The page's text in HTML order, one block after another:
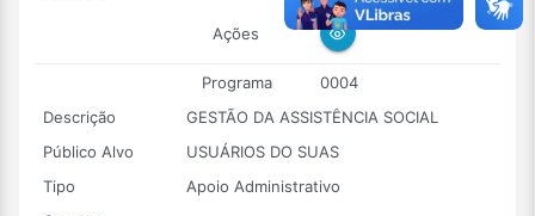
Ações
Programa
0004
Descrição
GESTÃO DA ASSISTÊNCIA SOCIAL
Público Alvo
USUÁRIOS DO SUAS
Tipo
Apoio Administrativo